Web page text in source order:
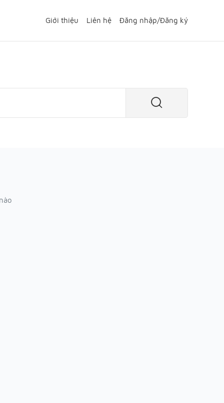
Giới thiệu Liên hệ Đăng nhập/Đăng ký